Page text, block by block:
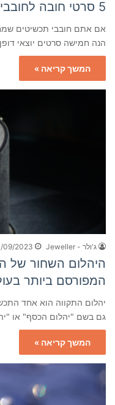
5 סרטי חובה לחובבי תכשיטים
אם אתם חובבי תכשיטים
הנה חמישה סרטים יוצאי
המשך קריאה »
ג'ולר - Jeweller 09/2023
היהלום השחור של
המפורסם ביותר
יהלום התקווה הוא אחד
גם בשם "יהלום הכסף" או
המשך קריאה »